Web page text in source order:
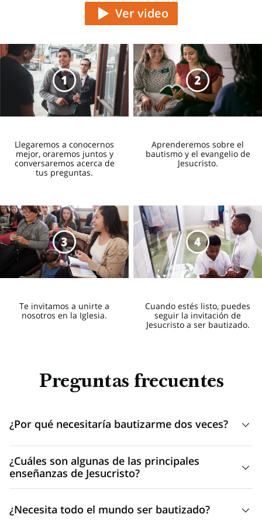
Ver video
Qué esperar de una visita de los
1:37
Llegaremos a conocernos
mejor, oraremos juntos y
conversaremos acerca de
tus preguntas.
Aprenderemos sobre el
bautismo y el evangelio de
Jesucristo.
Te invitamos a unirte a
nosotros en la Iglesia.
Cuando estés listo, puedes
seguir la invitación de
Jesucristo a ser bautizado.
Preguntas frecuentes
¿Por qué necesitaría bautizarme dos veces?
del sacerdocio y de una manera acorde con la forma en
que Jesucristo fue bautizado (por inmersión). El bautismo
miembro de La Iglesia de Jesucristo de los Santos de los
¿Cuáles son algunas de las principales
enseñanzas de Jesucristo?
temas, entre ellos el amor, el servicio, la oración y el
¿Necesita todo el mundo ser bautizado?